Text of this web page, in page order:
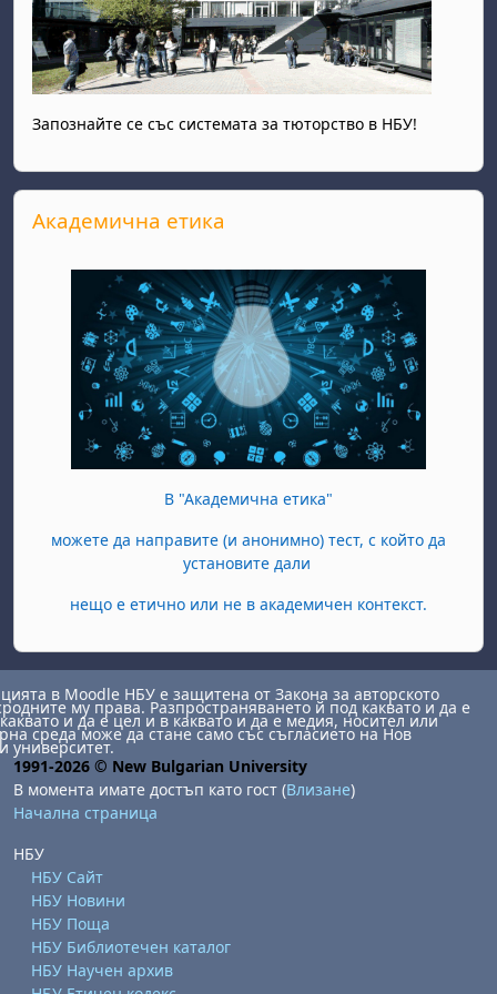
Запознайте се със системата за тюторство в НБУ!
Прескочи Академична етика
Академична етика
В "Академична етика"
можете да направите (и анонимно) тест, с който да
установите дали
нещо е етично или не в академичен контекст.
в Moodle НБУ е защитена от Закона за авторското
му права. Разпространяването й под каквато и да е
и да е цел и в каквато и да е медия, носител или
среда може да стане само със съгласието на Нов
университет.
1991-2026 © New Bulgarian University
В момента имате достъп като гост (Влизане)
Начална страница
НБУ
НБУ Сайт
НБУ Новини
НБУ Поща
НБУ Библиотечен каталог
НБУ Научен архив